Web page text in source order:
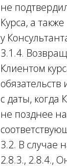
не
Курса, а
у
3.1.4.
Клиентом
с даты, когда
не позднее
3.2. В случае
2.8.3., 2.8.4.,